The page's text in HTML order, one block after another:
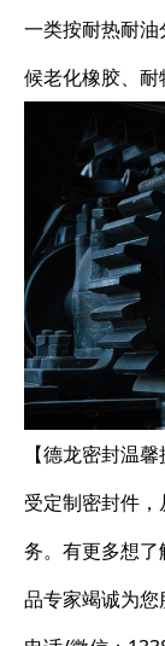
一类按耐热耐
候老化橡胶、耐
【德龙密封温
受定制密封件
务。有更多想
品专家竭诚为您